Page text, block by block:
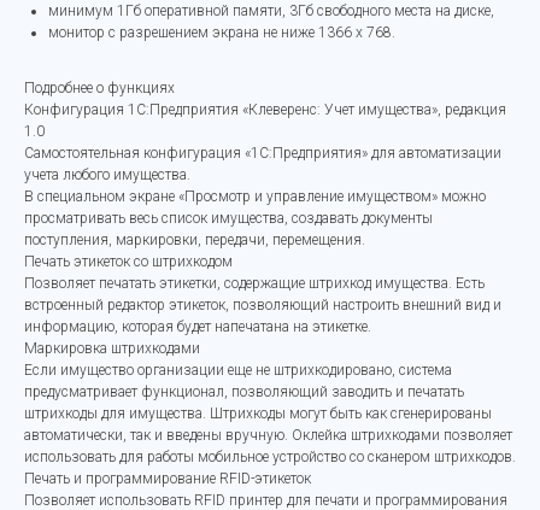
минимум 1Гб оперативной памяти, 3Гб свободного места на диске,
монитор с разрешением экрана не ниже 1366 х 768.
Подробнее о функциях
Конфигурация 1С:Предприятия «Клеверенс: Учет имущества», редакция
1.0
Самостоятельная конфигурация «1С:Предприятия» для автоматизации
учета любого имущества.
В специальном экране «Просмотр и управление имуществом» можно
просматривать весь список имущества, создавать документы
поступления, маркировки, передачи, перемещения.
Печать этикеток со штрихкодом
Позволяет печатать этикетки, содержащие штрихкод имущества. Есть
встроенный редактор этикеток, позволяющий настроить внешний вид и
информацию, которая будет напечатана на этикетке.
Маркировка штрихкодами
Если имущество организации еще не штрихкодировано, система
предусматривает функционал, позволяющий заводить и печатать
штрихкоды для имущества. Штрихкоды могут быть как сгенерированы
автоматически, так и введены вручную. Оклейка штрихкодами позволяет
использовать для работы мобильное устройство со сканером штрихкодов.
Печать и программирование RFID-этикеток
Позволяет использовать RFID принтер для печати и программирования